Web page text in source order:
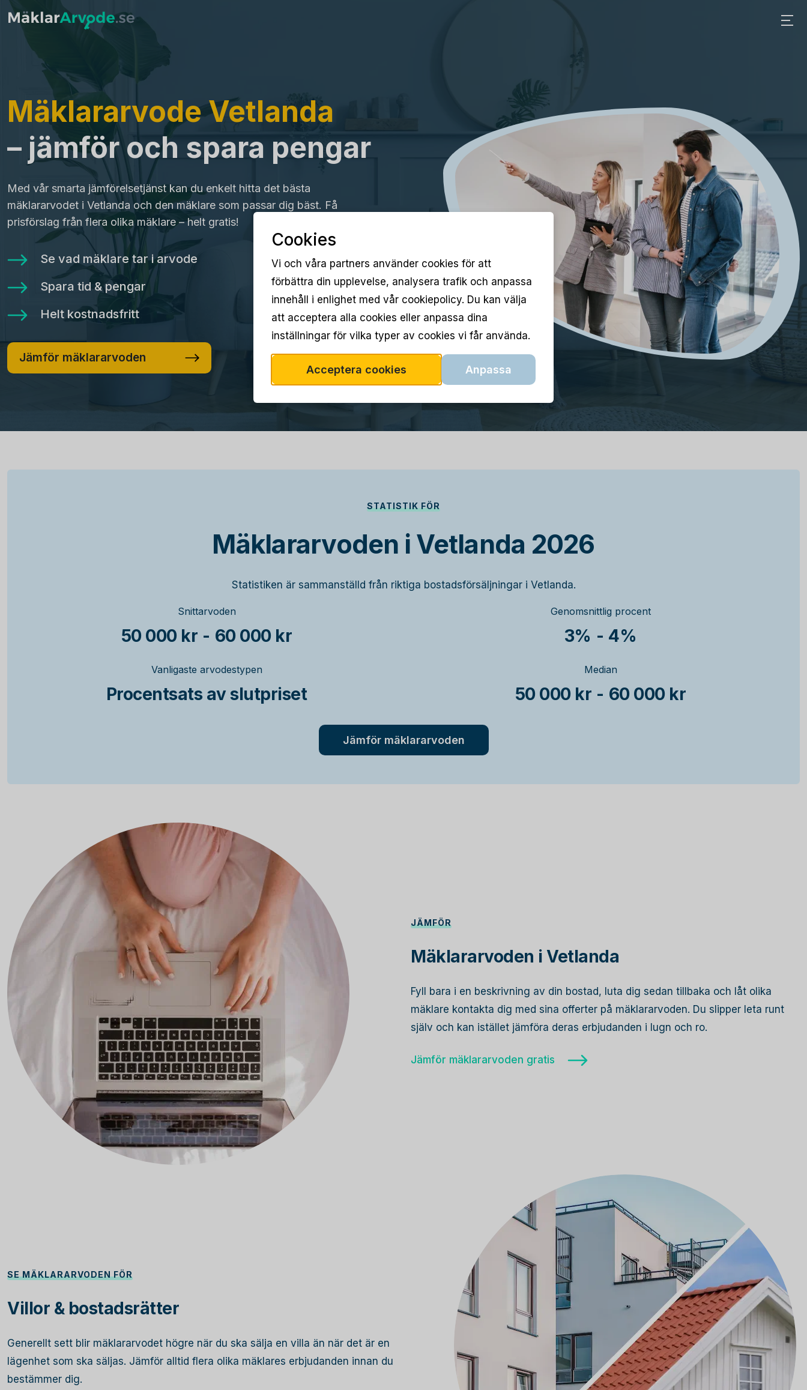
Mäklararvode Vetlanda
– jämför och spara pengar
Med vår smarta jämförelsetjänst kan du enkelt hitta det bästa
mäklararvodet i Vetlanda och den mäklare som passar dig bäst. Få
prisförslag från flera olika mäklare – helt gratis!
Se vad mäklare tar i arvode
Spara tid & pengar
Helt kostnadsfritt
Jämför mäklararvoden
STATISTIK FÖR
Mäklararvoden i Vetlanda 2026
Statistiken är sammanställd från riktiga bostadsförsäljningar i Vetlanda.
Snittarvoden
50 000 kr - 60 000 kr
Genomsnittlig procent
3% - 4%
Vanligaste arvodestypen
Procentsats av slutpriset
Median
50 000 kr - 60 000 kr
Jämför mäklararvoden
JÄMFÖR
Mäklararvoden i Vetlanda
Fyll bara i en beskrivning av din bostad, luta dig sedan tillbaka och låt olika
mäklare kontakta dig med sina offerter på mäklararvoden. Du slipper leta runt
själv och kan istället jämföra deras erbjudanden i lugn och ro.
Jämför mäklararvoden gratis
SE MÄKLARARVODEN FÖR
Villor & bostadsrätter
Generellt sett blir mäklararvodet högre när du ska sälja en villa än när det är en
lägenhet som ska säljas. Jämför alltid flera olika mäklares erbjudanden innan du
bestämmer dig.
Cookies
Vi och våra partners använder cookies för att
förbättra din upplevelse, analysera trafik och anpassa
innehåll i enlighet med vår cookiepolicy. Du kan välja
att acceptera alla cookies eller anpassa dina
inställningar för vilka typer av cookies vi får använda.
Acceptera cookies Anpassa